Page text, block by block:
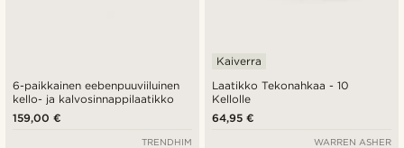
6-paikkainen eebenpuuviiluinen
kello- ja kalvosinnappilaatikko
159,00 €
TRENDHIM
Laatikko Tekonahkaa - 10
Kellolle
Kaiverra
64,95 €
WARREN ASHER